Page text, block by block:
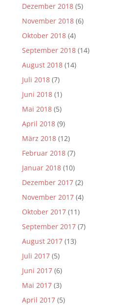
Dezember 2018(5)
November 2018(6)
Oktober 2018(4)
September 2018(14)
August 2018(14)
Juli 2018(7)
Juni 2018(1)
Mai 2018(5)
April 2018(9)
März 2018(12)
Februar 2018(7)
Januar 2018(10)
Dezember 2017(2)
November 2017(4)
Oktober 2017(11)
September 2017(7)
August 2017(13)
Juli 2017(5)
Juni 2017(6)
Mai 2017(3)
April 2017(5)